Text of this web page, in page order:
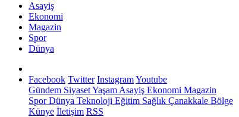
Asayiş
Ekonomi
Magazin
Spor
Dünya
Facebook Twitter InstagramYoutube
Gündem SiyasetYaşam Asayiş Ekonomi Magazin
SporDünya Teknoloji Eğitim Sağlık Çanakkale Bölge
Künye İletişim RSS